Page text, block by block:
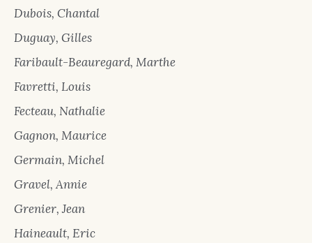
Dubois, Chantal
Duguay, Gilles
Faribault-Beauregard, Marthe
Favretti, Louis
Fecteau, Nathalie
Gagnon, Maurice
Germain, Michel
Gravel, Annie
Grenier, Jean
Haineault, Eric